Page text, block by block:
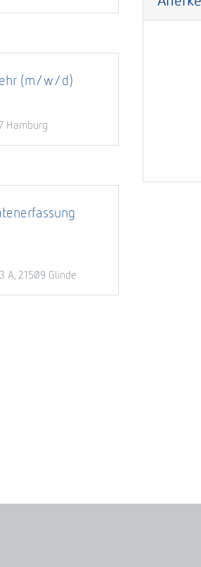
(m/w/d)
Hamburg
A, 21509 Glinde